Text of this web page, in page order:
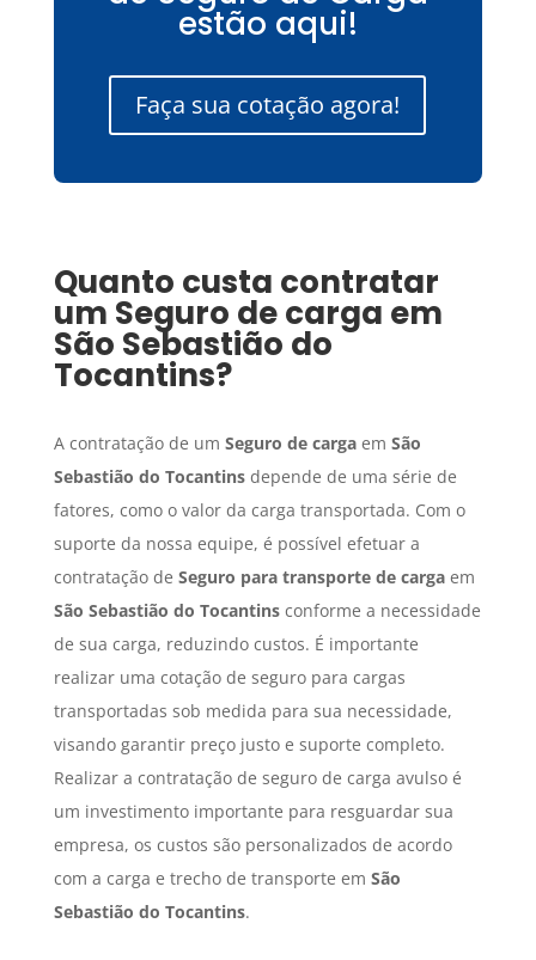
estão aqui!
Faça sua cotação agora!
Quanto custa contratar
um Seguro de carga em
São Sebastião do
Tocantins?
A contratação de um Seguro de cargaem São
Sebastião do Tocantinsdepende de uma série de
fatores, como o valor da carga transportada. Com o
suporte da nossa equipe, é possível efetuar a
contratação de Seguro para transporte de cargaem
São Sebastião do Tocantinsconforme a necessidade
de sua carga, reduzindo custos. É importante
realizar uma cotação de seguro para cargas
transportadas sob medida para sua necessidade,
visando garantir preço justo e suporte completo.
Realizar a contratação de seguro de carga avulso é
um investimento importante para resguardar sua
empresa, os custos são personalizados de acordo
com a carga e trecho de transporte em São
Sebastião do Tocantins.